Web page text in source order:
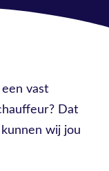
vast
Dat
wij jou